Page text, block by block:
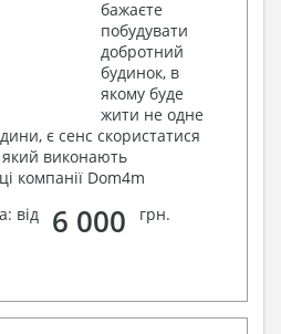
бажаєте
побудувати
добротний
будинок, в
якому буде
жити не одне
є сенс скористатися
який виконають
компанії Dom4m
від
6 000 грн.